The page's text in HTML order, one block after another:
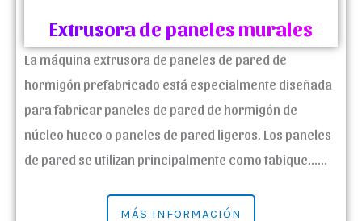
Extrusora de paneles murales
La máquina extrusora de paneles de pared de
hormigón prefabricado está especialmente diseñada
para fabricar paneles de pared de hormigón de
núcleo hueco o paneles de pared ligeros. Los paneles
de pared se utilizan principalmente como tabique......
MÁS INFORMACIÓN